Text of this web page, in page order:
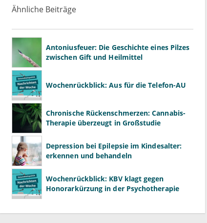
Ähnliche Beiträge
Antoniusfeuer: Die Geschichte eines Pilzes
zwischen Gift und Heilmittel
Wochenrückblick: Aus für die Telefon-AU
Chronische Rückenschmerzen: Cannabis-
Therapie überzeugt in Großstudie
Depression bei Epilepsie im Kindesalter:
erkennen und behandeln
Wochenrückblick: KBV klagt gegen
Honorarkürzung in der Psychotherapie